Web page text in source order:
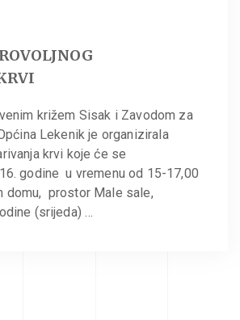
križem Sisak i Zavodom za
Lekenik je organizirala
krvi koje će se
godine u vremenu od 15-17,00
domu, prostor Male sale,
(srijeda) …